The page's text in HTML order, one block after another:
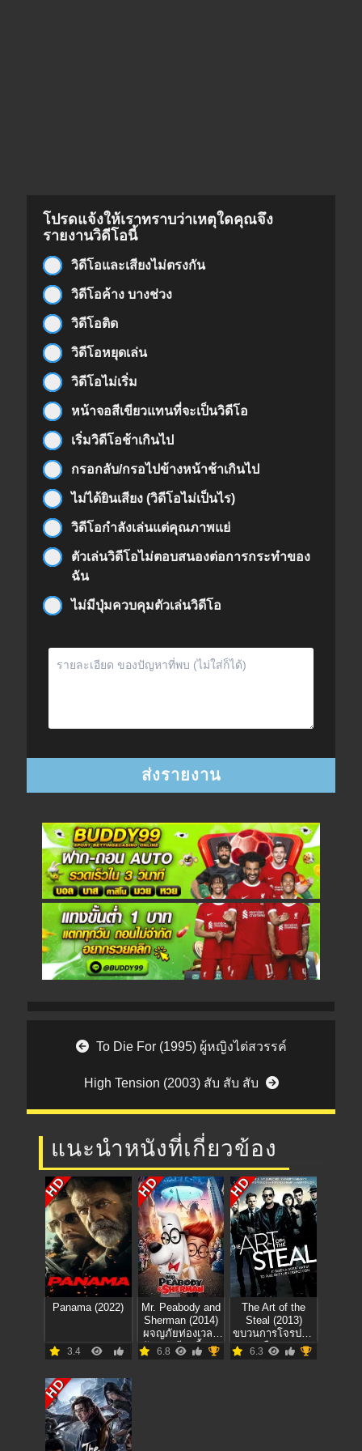
โปรดแจ้งให้เราทราบว่าเหตุใดคุณจึง
รายงานวิดีโอนี้
วิดีโอและเสียงไม่ตรงกัน
วิดีโอค้าง บางช่วง
วิดีโอติด
วิดีโอหยุดเล่น
วิดีโอไม่เริ่ม
หน้าจอสีเขียวแทนที่จะเป็นวิดีโอ
เริ่มวิดีโอช้าเกินไป
กรอกลับ/กรอไปข้างหน้าช้าเกินไป
ไม่ได้ยินเสียง (วิดีโอไม่เป็นไร)
วิดีโอกำลังเล่นแต่คุณภาพแย่
ตัวเล่นวิดีโอไม่ตอบสนองต่อการกระทำของ
ฉัน
ไม่มีปุ่มควบคุมตัวเล่นวิดีโอ
Post navigation
To Die For (1995) ผู้หญิงไต่สวรรค์
High Tension (2003) สับ สับ สับ
แนะนำหนังที่เกี่ยวข้อง
HD
Panama (2022)
3.4
HD
Mr. Peabody and
Sherman (2014)
ผจญภัยท่องเวลา
กับนายพีบอดี้และ
เชอร์แมน
6.8
HD
The Art of the
Steal (2013)
ขบวนการโจรปล้น
เหนือเมฆ
6.3
HD